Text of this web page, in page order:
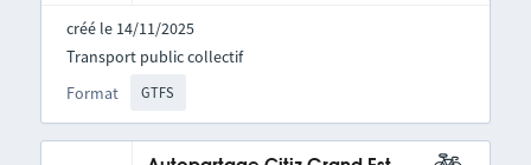
créé le 14/11/2025
Format GTFS
Transport public collectif